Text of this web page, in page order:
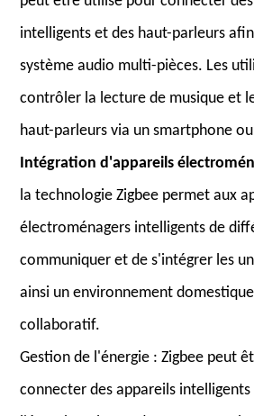
intelligents et des haut-parleurs
système audio multi-pièces. Les
contrôler la lecture de musique et
haut-parleurs via un smartphone
Intégration d'appareils
la technologie Zigbee permet aux
électroménagers intelligents de
communiquer et de s'intégrer les
ainsi un environnement
collaboratif.
Gestion de l'énergie : Zigbee peut
connecter des appareils